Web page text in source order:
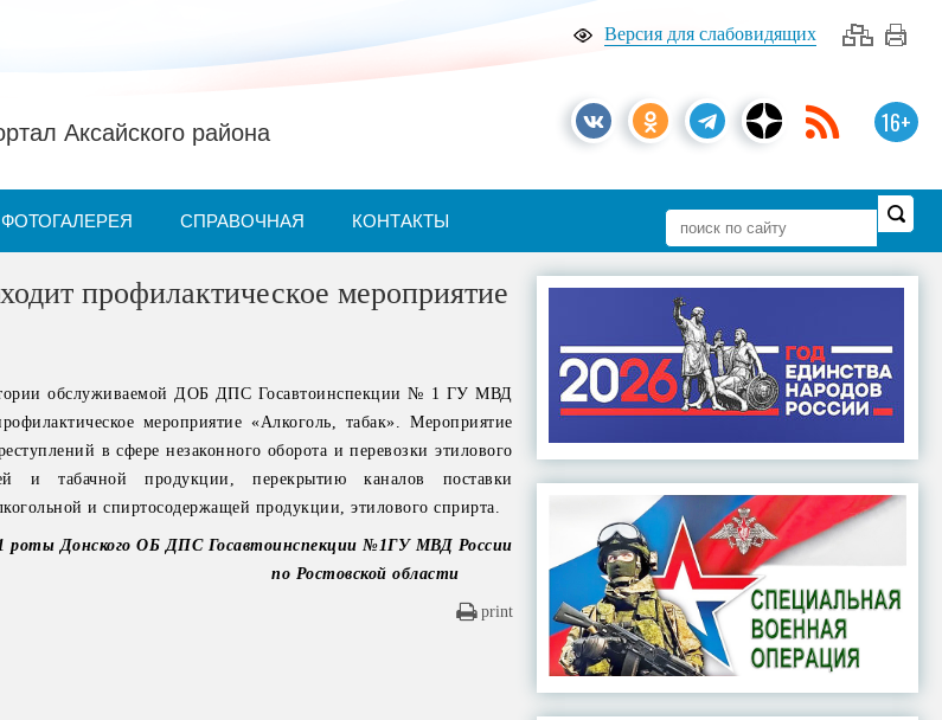
Версия для слабовидящих
16+
Аксайского района
ФОТОГАЛЕРЕЯ СПРАВОЧНАЯ КОНТАКТЫ
профилактическое мероприятие
обслуживаемой ДОБ ДПС Госавтоинспекции № 1 ГУ МВД
мероприятие «Алкоголь, табак». Мероприятие
в сфере незаконного оборота и перевозки этилового
и табачной продукции, перекрытию каналов поставки
и спиртосодержащей продукции, этилового сприрта.
1 роты Донского ОБ ДПС Госавтоинспекции №1ГУ МВД России
по Ростовской области
print